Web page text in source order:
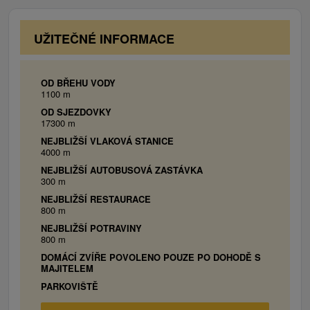
2 x Štvorlôžková spálňa:
posteľ, 1x poschodová posteľ, WiFi.
WiFi.
Päťlôžková spálňa:
samostatné lôžko, WiFi.
Malá chata
Dvojlôžková spálňa:2 x samostatné lôžko,
WiFi.
Dvojlôžková spálňa:
(rozkladacia pohovka), WiFi.
Doplnkové lôžka (spoločenská
miestnosť):2 x samostatné lôžko.
UŽITEČNÉ INFORMACE
OD BŘEHU VODY
1100 m
OD SJEZDOVKY
17300 m
NEJBLIŽŠÍ VLAKOVÁ STANICE
4000 m
NEJBLIŽŠÍ AUTOBUSOVÁ ZASTÁVKA
300 m
NEJBLIŽŠÍ RESTAURACE
800 m
NEJBLIŽŠÍ POTRAVINY
800 m
DOMÁCÍ ZVÍŘE POVOLENO POUZE PO DOHODĚ S
MAJITELEM
PARKOVIŠTĚ